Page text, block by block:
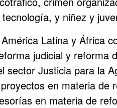
y niñez y
Latina y África
judicial y reforma
sector Justicia para la
en materia
en materia de